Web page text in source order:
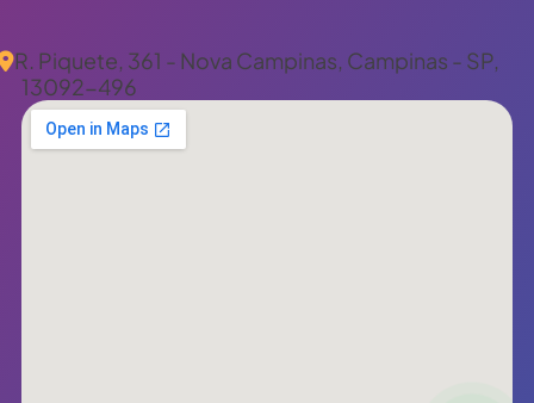
R. Piquete, 361 - Nova Campinas, Campinas - SP,
13092-496